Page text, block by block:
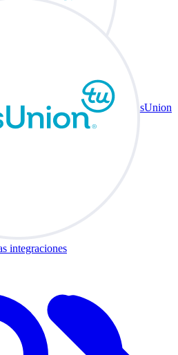
integraciones
TransUnion
su escritorio.